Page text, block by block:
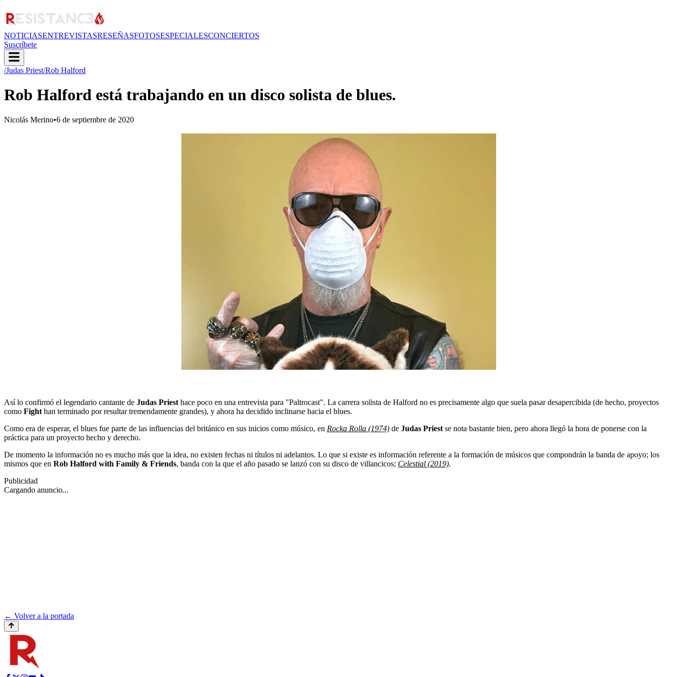
NOTICIASENTREVISTASRESEÑASFOTOSESPECIALESCONCIERTOS
Suscríbete
/Judas Priest/Rob Halford
Rob Halford está trabajando en un disco solista de blues.
Nicolás Merino•6 de septiembre de 2020
Así lo confirmó el legendario cantante de Judas Priest hace poco en una entrevista para "Paltrocast". La carrera solista de Halford no es precisamente algo que suela pasar desapercibida (de hecho, proyectos
como Fight han terminado por resultar tremendamente grandes), y ahora ha decidido inclinarse hacia el blues.
Como era de esperar, el blues fue parte de las influencias del británico en sus inicios como músico, en Rocka Rolla (1974) de Judas Priest se nota bastante bien, pero ahora llegó la hora de ponerse con la
práctica para un proyecto hecho y derecho.
De momento la información no es mucho más que la idea, no existen fechas ni títulos ni adelantos. Lo que si existe es información referente a la formación de músicos que compondrán la banda de apoyo; los
mismos que en Rob Halford with Family & Friends, banda con la que el año pasado se lanzó con su disco de villancicos; Celestial (2019).
Publicidad
Cargando anuncio...
← Volver a la portada